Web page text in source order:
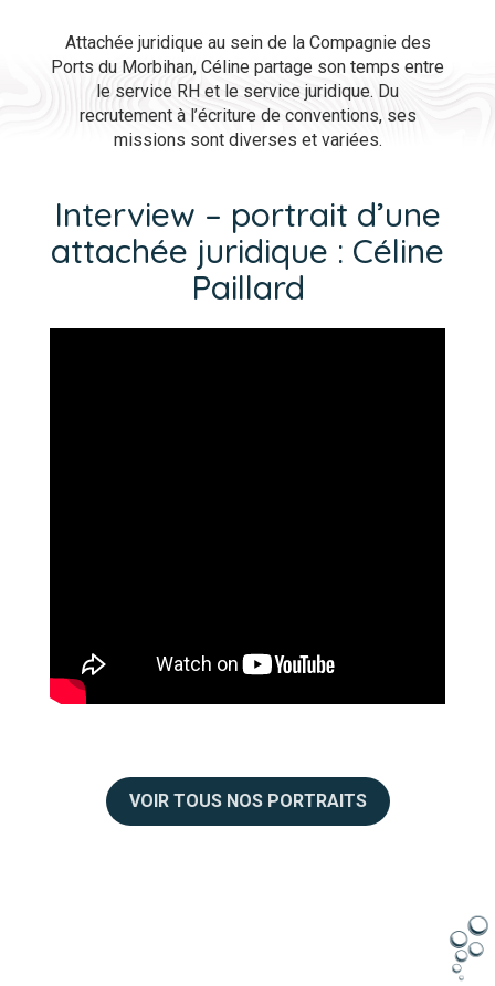
Attachée juridique au sein de la Compagnie des
Ports du Morbihan, Céline partage son temps entre
le service RH et le service juridique. Du
recrutement à l’écriture de conventions, ses
missions sont diverses et variées.
Interview – portrait d’une
attachée juridique : Céline
Paillard
VOIR TOUS NOS PORTRAITS